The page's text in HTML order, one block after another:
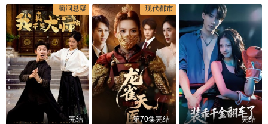
脑洞悬疑
完结
现代都市
第70集完结 完结